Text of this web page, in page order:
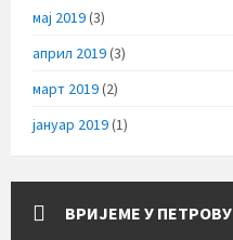
мај 2019(3)
април 2019(3)
март 2019(2)
јануар 2019(1)
ВРИЈЕМЕ У ПЕТРОВУ